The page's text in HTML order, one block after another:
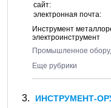
сайт:
электронная почта:
Инструмент
электроинструмент
Промышленное
Еще рубрики
ИНСТРУМЕНТ-